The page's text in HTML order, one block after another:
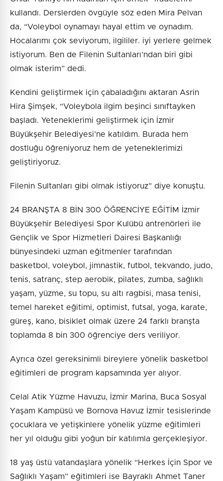
kullandı. Derslerden övgüyle söz eden Mira Pelvan
da, “Voleybol oynamayı hayal ettim ve oynadım.
Hocalarımı çok seviyorum, ilgililer. iyi yerlere gelmek
istiyorum. Ben de Filenin Sultanları’ndan biri gibi
olmak isterim” dedi.
Kendini geliştirmek için çabaladığını aktaran Asrin
Hira Şimşek, “Voleybola ilgim beşinci sınıftayken
başladı. Yeteneklerimi geliştirmek için İzmir
Büyükşehir Belediyesi’ne katıldım. Burada hem
dostluğu öğreniyoruz hem de yeteneklerimizi
geliştiriyoruz.
Filenin Sultanları gibi olmak istiyoruz” diye konuştu.
24 BRANŞTA 8 BİN 300 ÖĞRENCİYE EĞİTİM İzmir
Büyükşehir Belediyesi Spor Kulübü antrenörleri ile
Gençlik ve Spor Hizmetleri Dairesi Başkanlığı
bünyesindeki uzman eğitmenler tarafından
basketbol, voleybol, jimnastik, futbol, tekvando, judo,
tenis, satranç, step aerobik, pilates, zumba, sağlıklı
yaşam, yüzme, su topu, su altı ragbisi, masa tenisi,
temel hareket eğitimi, optimist, futsal, yoga, karate,
güreş, kano, bisiklet olmak üzere 24 farklı branşta
toplamda 8 bin 300 öğrenciye ders veriliyor.
Ayrıca özel gereksinimli bireylere yönelik basketbol
eğitimleri de program kapsamında yer alıyor.
Celal Atik Yüzme Havuzu, İzmir Marina, Buca Sosyal
Yaşam Kampüsü ve Bornova Havuz İzmir tesislerinde
çocuklara ve yetişkinlere yönelik yüzme eğitimleri
her yıl olduğu gibi yoğun bir katılımla gerçekleşiyor.
18 yaş üstü vatandaşlara yönelik “Herkes İçin Spor ve
Sağlıklı Yaşam” eğitimleri ise Bayraklı Ahmet Taner